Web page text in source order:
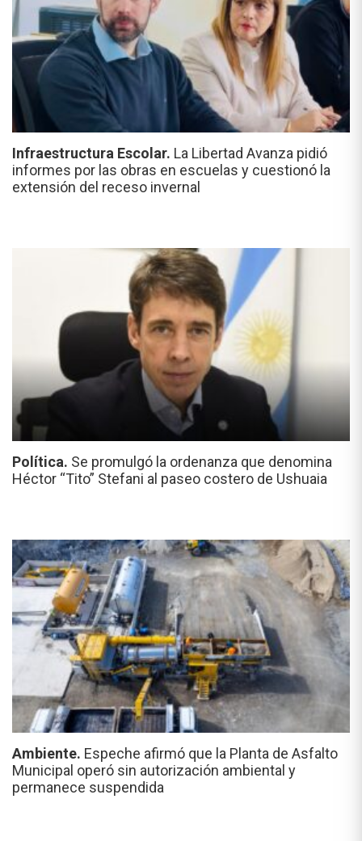
Infraestructura Escolar. La Libertad Avanza pidió
informes por las obras en escuelas y cuestionó la
extensión del receso invernal
Política. Se promulgó la ordenanza que denomina
Héctor “Tito” Stefani al paseo costero de Ushuaia
Ambiente. Espeche afirmó que la Planta de Asfalto
Municipal operó sin autorización ambiental y
permanece suspendida